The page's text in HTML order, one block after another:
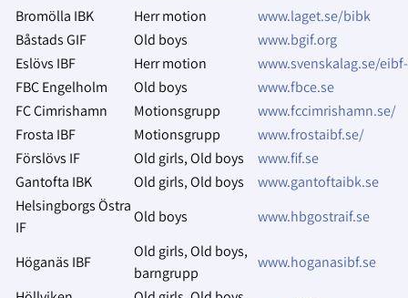
Bromölla IBK
Herr motion
www.laget.se/bibk
Båstads GIF
Old boys
www.bgif.org
Eslövs IBF
Herr motion
www.svenskalag.se/eibf-
FBC Engelholm
Old boys
www.fbce.se
FC Cimrishamn
Motionsgrupp
www.fccimrishamn.se/
Frosta IBF
Motionsgrupp
www.frostaibf.se/
Förslövs IF
Old girls, Old boys
www.fif.se
Gantofta IBK
Old girls, Old boys
www.gantoftaibk.se
Helsingborgs Östra
IF
Old boys www.hbgostraif.se
Höganäs IBF
Old girls, Old boys,
barngrupp
www.hoganasibf.se